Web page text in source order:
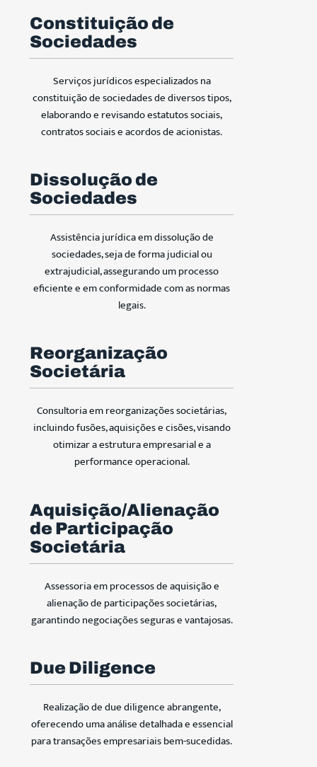
Constituição de
Sociedades
Serviços jurídicos especializados na
constituição de sociedades de diversos tipos,
elaborando e revisando estatutos sociais,
contratos sociais e acordos de acionistas.
Dissolução de
Sociedades
Assistência jurídica em dissolução de
sociedades, seja de forma judicial ou
extrajudicial, assegurando um processo
eficiente e em conformidade com as normas
legais.
Reorganização
Societária
Consultoria em reorganizações societárias,
incluindo fusões, aquisições e cisões, visando
otimizar a estrutura empresarial e a
performance operacional.
Aquisição/Alienação
de Participação
Societária
Assessoria em processos de aquisição e
alienação de participações societárias,
garantindo negociações seguras e vantajosas.
Due Diligence
Realização de due diligence abrangente,
oferecendo uma análise detalhada e essencial
para transações empresariais bem-sucedidas.